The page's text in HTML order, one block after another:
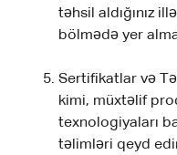
təhsil aldığınız
bölmədə yer
Sertifikatlar və
kimi, müxtəlif
texnologiyaları
təlimləri qeyd